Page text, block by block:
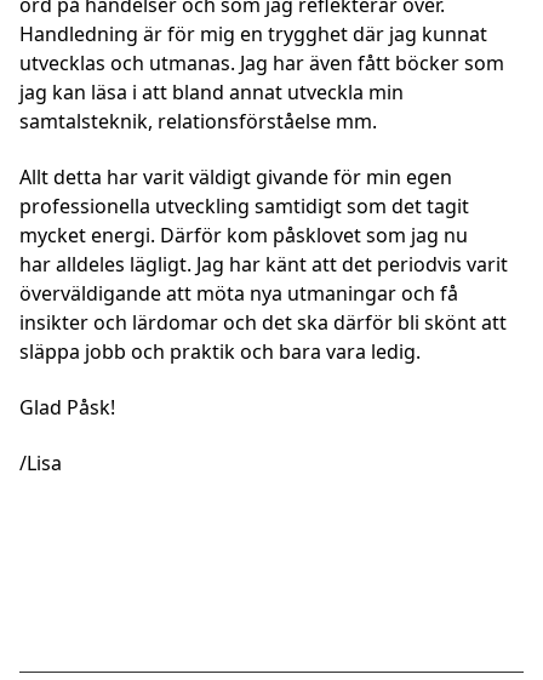
Handledning är för mig en trygghet där jag kunnat
utvecklas och utmanas. Jag har även fått böcker som
jag kan läsa i att bland annat utveckla min
samtalsteknik, relationsförståelse mm.
Allt detta har varit väldigt givande för min egen
professionella utveckling samtidigt som det tagit
mycket energi. Därför kom påsklovet som jag nu
har alldeles lägligt. Jag har känt att det periodvis varit
överväldigande att möta nya utmaningar och få
insikter och lärdomar och det ska därför bli skönt att
släppa jobb och praktik och bara vara ledig.
Glad Påsk!
/Lisa